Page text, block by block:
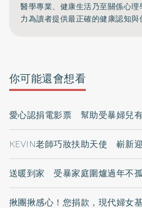
醫學專業、健康生活乃至關係心
力為讀者提供最正確的健康認知與
你可能還會想看
愛心認捐電影票 幫助受暴婦兒
KEVIN老師巧妝扶助天使 嶄新
送暖到家 受暴家庭圍爐過年不
揪團揪感心！您捐款，現代婦女